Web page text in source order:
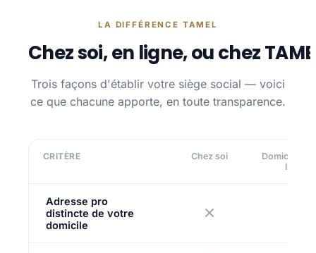
LA DIFFÉRENCE TAMEL
Chez soi, en ligne, ou chez
Trois façons d'établir votre siège social — voici
ce que chacune apporte, en toute transparence.
CRITÈRE Chez soi
ligne
Adresse pro
distincte de votre
domicile